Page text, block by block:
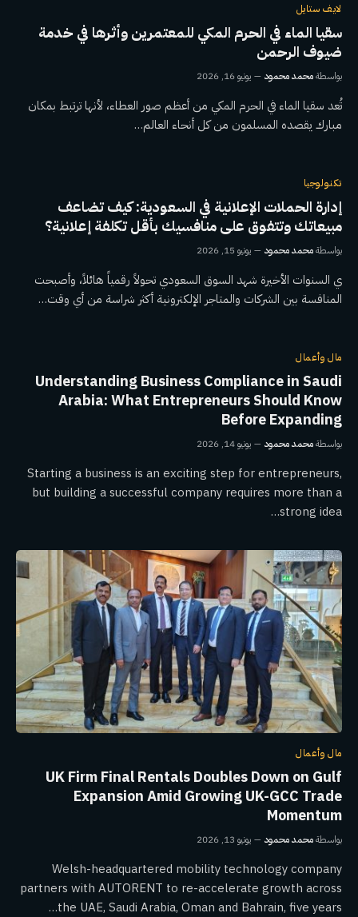
لايف ستايل
سقيا الماء في الحرم المكي للمعتمرين وأثرها في خدمة
ضيوف الرحمن
بواسطةمحمد محمود يونيو 16, 2026
تُعد سقيا الماء في الحرم المكي من أعظم صور العطاء، لأنها ترتبط بمكان
مبارك يقصده المسلمون من كل أنحاء العالم…
تكنولوجيا
إدارة الحملات الإعلانية في السعودية: كيف تضاعف
مبيعاتك وتتفوق على منافسيك بأقل تكلفة إعلانية؟
بواسطةمحمد محمود يونيو 15, 2026
ي السنوات الأخيرة شهد السوق السعودي تحولاً رقمياً هائلاً، وأصبحت
المنافسة بين الشركات والمتاجر الإلكترونية أكثر شراسة من أي وقت…
مال وأعمال
Understanding Business Compliance in Saudi
Arabia: What Entrepreneurs Should Know
Before Expanding
بواسطةمحمد محمود يونيو 14, 2026
Starting a business is an exciting step for entrepreneurs,
but building a successful company requires more than a
strong idea…
مال وأعمال
UK Firm Final Rentals Doubles Down on Gulf
Expansion Amid Growing UK-GCC Trade
Momentum
بواسطةمحمد محمود يونيو 13, 2026
Welsh-headquartered mobility technology company
partners with AUTORENT to re-accelerate growth across
the UAE, Saudi Arabia, Oman and Bahrain, five years…